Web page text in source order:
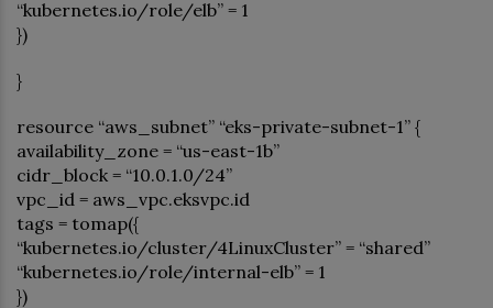
“kubernetes.io/role/elb” = 1
})
}
resource “aws_subnet” “eks-private-subnet-1” {
availability_zone = “us-east-1b”
cidr_block = “10.0.1.0/24”
vpc_id = aws_vpc.eksvpc.id
tags = tomap({
“kubernetes.io/cluster/4LinuxCluster” = “shared”
“kubernetes.io/role/internal-elb” = 1
})